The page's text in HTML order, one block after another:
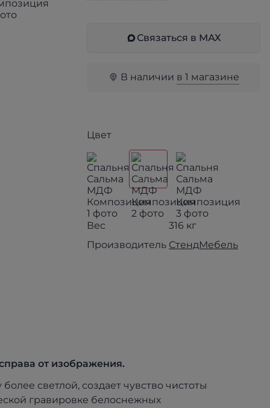
Связаться в МАХ
В наличии в 1 магазине
Цвет
Вес
316 кг
Производитель СтендМебель
от изображения.
светлой, создает чувство чистоты
гравировке белоснежных